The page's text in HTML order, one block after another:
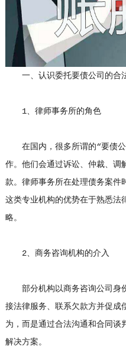
一、认识委托要债公司的合
1、律师事务所的角色
在国内，很多所谓的“要债公
作。他们会通过诉讼、仲裁、调
款。律师事务所在处理债务案件
这类专业机构的优势在于熟悉法
略。
2、商务咨询机构的介入
部分机构以商务咨询公司身
接法律服务、联系欠款方并促成
为，而是通过合法沟通和合同谈
解决方案。